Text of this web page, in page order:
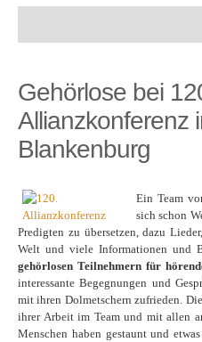
Mitarbeit
Themen
Kontakt
Gehörlose bei
Allianzkonferenz
Blankenburg
Ein Team
sich schon
Predigten zu über­setzen, dazu
Welt und viele Infor­mationen und
gehörlosen Teilnehmern für
interes­sante Begeg­nungen und
mit ihren Dolmet­schern zufrieden.
ihrer Arbeit im Team und mit allen
Menschen haben gestaunt und